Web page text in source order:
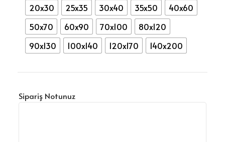
20x30 25x35 30x40 35x50
40x60
50x70
60x90 70x100
80x120
90x130
100x140 120x170 140x200
Sipariş Notunuz